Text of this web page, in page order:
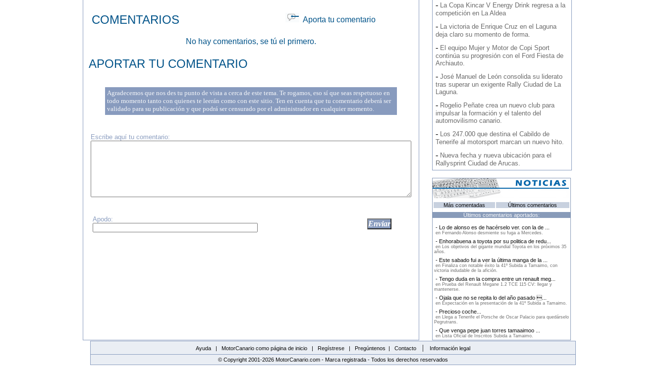
COMENTARIOS Aporta tu comentario
No hay comentarios, se tú el primero.
APORTAR TU COMENTARIO
Agradecemos que nos des tu punto de vista a cerca de este tema. Te rogamos, eso sí que seas respetuoso en
todo momento tanto con quienes te leerán como con este sitio. Ten en cuenta que tu comentario deberá ser
validado para su publicación y que podrá ser censurado por el administrador en cualquier momento.
Escribe aquí tu comentario:
Apodo:
- La Copa Kincar V Energy Drink regresa a la
competición en La Aldea
- La victoria de Enrique Cruz en el Laguna
deja claro su momento de forma.
- El equipo Mujer y Motor de Copi Sport
continúa su progresión con el Ford Fiesta de
Archiauto.
- José Manuel de León consolida su liderato
tras superar un exigente Rally Ciudad de La
Laguna.
- Rogelio Peñate crea un nuevo club para
impulsar la formación y el talento del
automovilismo canario.
- Los 247.000 que destina el Cabildo de
Tenerife al motorsport marcan un nuevo hito.
- Nueva fecha y nueva ubicación para el
Rallysprint Ciudad de Arucas.
Más comentadas
Últimos comentarios
Últimos comentarios aportados:
- Lo de alonso es de hacérselo ver. con la de ...
en Fernando Alonso desmiente su fuga a Mercedes.
- Enhorabuena a toyota por su politica de redu...
en Los objetivos del gigante mundial Toyota en los próximos 35
años.
- Este sabado fui a ver la última manga de la ...
en Finaliza con notable éxito la 41º Subida a Tamaimo, con
victoria indudable de la afición.
- Tengo duda en la compra entre un renault meg...
en Prueba del Renault Megane 1.2 TCE 115 CV: llegar y
mantenerse.
- Ojala que no se repita lo del año pasado ...
en Expectación en la presentación de la 41º Subida a Tamaimo.
- Precioso coche...
en Llega a Tenerife el Porsche de Oscar Palacio para quedárselo
Pegrutrans.
- Que venga pepe juan torres tamaaimoo ...
en Lista Oficial de Inscritos Subida a Tamaimo.
Ayuda | MotorCanario como página de inicio | Regístrese | Pregúntenos | Contacto |
Información legal
© Copyright 2001-2026 MotorCanario.com - Marca registrada - Todos los derechos reservados